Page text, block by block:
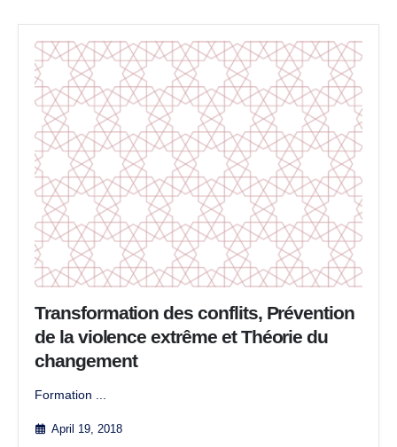
Transformation des conflits, Prévention
de la violence extrême et Théorie du
changement
Formation ...
April 19, 2018